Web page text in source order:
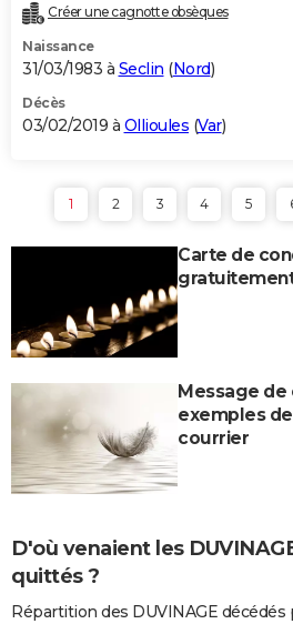
Créer une cagnotte obsèques
Naissance
31/03/1983 à Seclin (Nord)
Décès
03/02/2019 à Ollioules (Var)
1 2 3 4 5
Carte de
Message de
exemples
courrier
D'où venaient les
quittés ?
Répartition des DUVINAGE